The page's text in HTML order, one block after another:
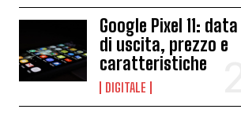
Google Pixel 11: data
di uscita, prezzo e
caratteristiche
DIGITALE